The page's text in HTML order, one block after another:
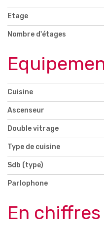
Etage
Nombre d'étages
Cuisine
Ascenseur
Double vitrage
Type de cuisine
Sdb (type)
Parlophone
En chiffres